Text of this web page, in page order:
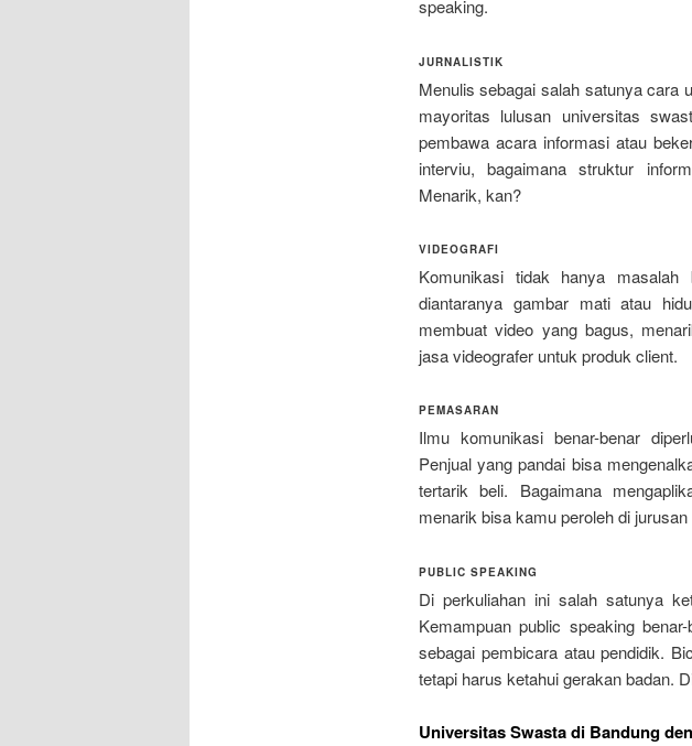
speaking.
JURNALISTIK
Menulis sebagai salah satunya cara
mayoritas lulusan universitas
pembawa acara informasi atau
interviu, bagaimana struktur
Menarik, kan?
VIDEOGRAFI
Komunikasi tidak hanya
diantaranya gambar mati atau
membuat video yang bagus,
jasa videografer untuk produk client.
PEMASARAN
Ilmu komunikasi benar-benar
Penjual yang pandai bisa
tertarik beli. Bagaimana
menarik bisa kamu peroleh di
PUBLIC SPEAKING
Di perkuliahan ini salah satunya
Kemampuan public speaking
sebagai pembicara atau pendidik.
tetapi harus ketahui gerakan badan.
Universitas Swasta di Bandung